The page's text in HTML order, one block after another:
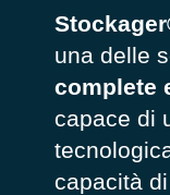
una delle
complete
capace di
capacità